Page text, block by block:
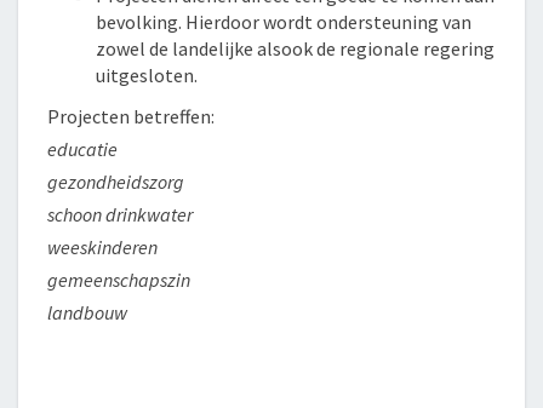
bevolking. Hierdoor wordt ondersteuning van
zowel de landelijke alsook de regionale regering
uitgesloten.
Projecten betreffen:
educatie
gezondheidszorg
schoon drinkwater
weeskinderen
gemeenschapszin
landbouw